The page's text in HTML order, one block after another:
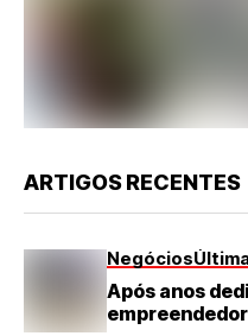
ARTIGOS RECENTES
Negócios
Após anos